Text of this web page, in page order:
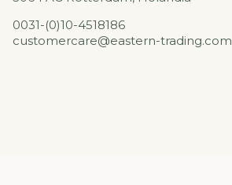
0031-(0)10-4518186
customercare@eastern-trading.com